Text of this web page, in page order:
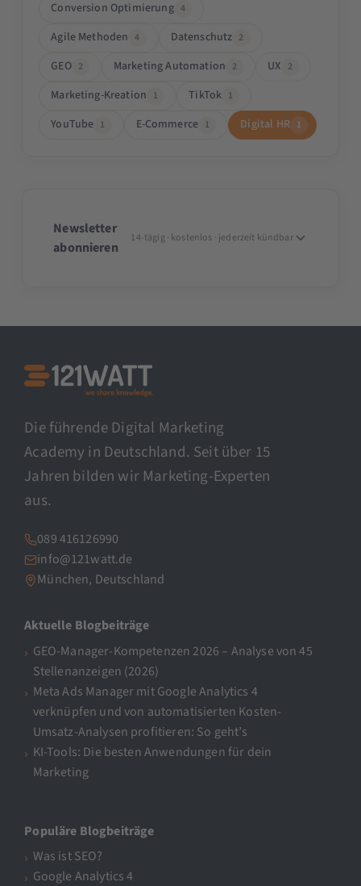
Conversion Optimierung 4
Agile Methoden 4 Datenschutz 2
GEO 2 Marketing Automation 2 UX 2
Marketing-Kreation 1 TikTok 1
YouTube 1 E-Commerce 1 Digital HR 1
Newsletter
abonnieren
14-tägig · kostenlos · jederzeit kündbar
Die führende Digital Marketing
Academy in Deutschland. Seit über 15
Jahren bilden wir Marketing-Experten
aus.
089 416126990
info@121watt.de
München, Deutschland
Aktuelle Blogbeiträge
GEO-Manager-Kompetenzen 2026 – Analyse von 45
Stellenanzeigen (2026)
Meta Ads Manager mit Google Analytics 4
verknüpfen und von automatisierten Kosten-
Umsatz-Analysen profitieren: So geht’s
KI-Tools: Die besten Anwendungen für dein
Marketing
Populäre Blogbeiträge
Was ist SEO?
Google Analytics 4